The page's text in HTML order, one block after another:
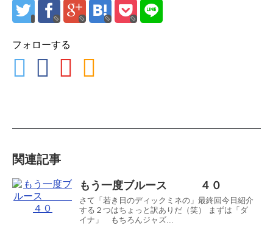
フォローする
関連記事
もう一度ブルース ４０
さて「若き日のディックミネの」最終回今日紹介
する２つはちょっと訳ありだ（笑） まずは「ダ
イナ」 もちろんジャズ...